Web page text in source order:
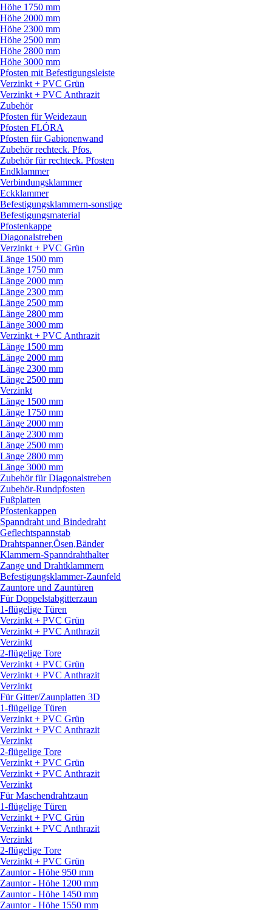
Höhe 1750 mm
Höhe 2000 mm
Höhe 2300 mm
Höhe 2500 mm
Höhe 2800 mm
Höhe 3000 mm
Pfosten mit Befestigungsleiste
Verzinkt + PVC Grün
Verzinkt + PVC Anthrazit
Zubehör
Pfosten für Weidezaun
Pfosten FLÓRA
Pfosten für Gabionenwand
Zubehör rechteck. Pfos.
Zubehör für rechteck. Pfosten
Endklammer
Verbindungsklammer
Eckklammer
Befestigungsklammern-sonstige
Befestigungsmaterial
Pfostenkappe
Diagonalstreben
Verzinkt + PVC Grün
Länge 1500 mm
Länge 1750 mm
Länge 2000 mm
Länge 2300 mm
Länge 2500 mm
Länge 2800 mm
Länge 3000 mm
Verzinkt + PVC Anthrazit
Länge 1500 mm
Länge 2000 mm
Länge 2300 mm
Länge 2500 mm
Verzinkt
Länge 1500 mm
Länge 1750 mm
Länge 2000 mm
Länge 2300 mm
Länge 2500 mm
Länge 2800 mm
Länge 3000 mm
Zubehör für Diagonalstreben
Zubehör-Rundpfosten
Fußplatten
Pfostenkappen
Spanndraht und Bindedraht
Geflechtspannstab
Drahtspanner,Ösen,Bänder
Klammern-Spanndrahthalter
Zange und Drahtklammern
Befestigungsklammer-Zaunfeld
Zauntore und Zauntüren
Für Doppelstabgitterzaun
1-flügelige Türen
Verzinkt + PVC Grün
Verzinkt + PVC Anthrazit
Verzinkt
2-flügelige Tore
Verzinkt + PVC Grün
Verzinkt + PVC Anthrazit
Verzinkt
Für Gitter/Zaunplatten 3D
1-flügelige Türen
Verzinkt + PVC Grün
Verzinkt + PVC Anthrazit
Verzinkt
2-flügelige Tore
Verzinkt + PVC Grün
Verzinkt + PVC Anthrazit
Verzinkt
Für Maschendrahtzaun
1-flügelige Türen
Verzinkt + PVC Grün
Verzinkt + PVC Anthrazit
Verzinkt
2-flügelige Tore
Verzinkt + PVC Grün
Zauntor - Höhe 950 mm
Zauntor - Höhe 1200 mm
Zauntor - Höhe 1450 mm
Zauntor - Höhe 1550 mm